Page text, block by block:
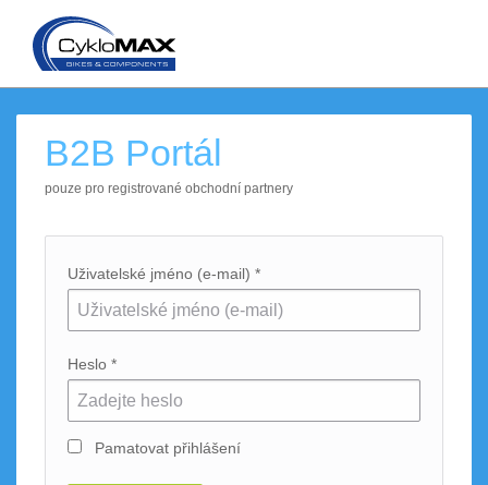
B2B Portál
pouze pro registrované obchodní partnery
Uživatelské jméno (e-mail) *
Heslo *
Pamatovat přihlášení